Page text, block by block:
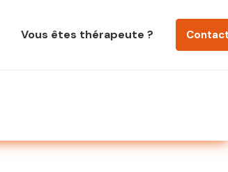
Vous êtes thérapeute ?